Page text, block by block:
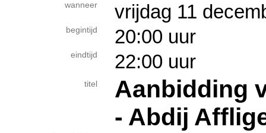
wanneer vrijdag 11
begintijd 20:00 uur
eindtijd 22:00 uur
titel
Aanbidding
- Abdij